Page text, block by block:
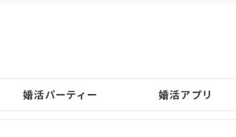
婚活パーティー 婚活アプリ